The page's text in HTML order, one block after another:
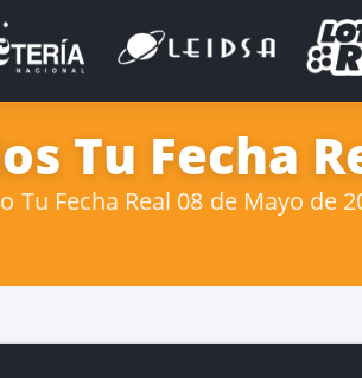
Tu Fecha
Tu Fecha Real 08 de Mayo de